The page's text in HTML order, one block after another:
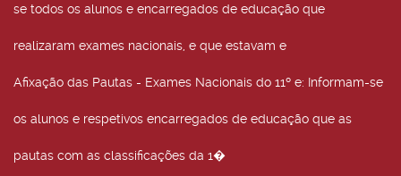
se todos os alunos e encarregados de educação que
realizaram exames nacionais, e que estavam e
Afixação das Pautas - Exames Nacionais do 11º e: Informam-se
os alunos e respetivos encarregados de educação que as
pautas com as classificações da 1�